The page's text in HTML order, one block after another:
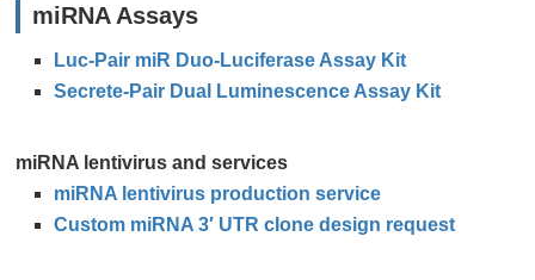
miRNA Assays
Luc-Pair miR Duo-Luciferase Assay Kit
Secrete-Pair Dual Luminescence Assay Kit
miRNA lentivirus and services
miRNA lentivirus production service
Custom miRNA 3′ UTR clone design request